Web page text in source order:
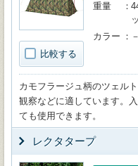
比較する
重量
カラー
－
カモフラージュ柄のツェル
観察などに適しています。
ても使用できます。
レクタタープ